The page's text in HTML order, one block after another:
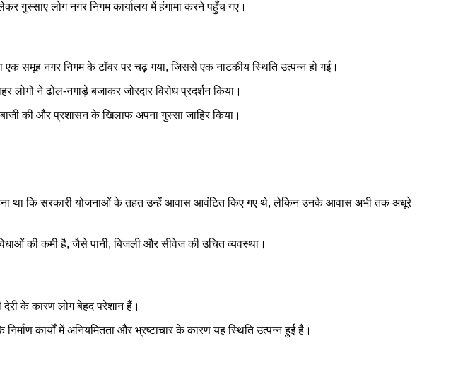
गुस्साए लोग नगर निगम कार्यालय में हंगामा करने पहुँच गए।
एक समूह नगर निगम के टॉवर पर चढ़ गया, जिससे एक नाटकीय स्थिति उत्पन्न हो गई।
लोगों ने ढोल-नगाड़े बजाकर जोरदार विरोध प्रदर्शन किया।
की और प्रशासन के खिलाफ अपना गुस्सा जाहिर किया।
था कि सरकारी योजनाओं के तहत उन्हें आवास आवंटित किए गए थे, लेकिन उनके आवास अभी तक अधूरे
की कमी है, जैसे पानी, बिजली और सीवेज की उचित व्यवस्था।
देरी के कारण लोग बेहद परेशान हैं।
निर्माण कार्यों में अनियमितता और भ्रष्टाचार के कारण यह स्थिति उत्पन्न हुई है।